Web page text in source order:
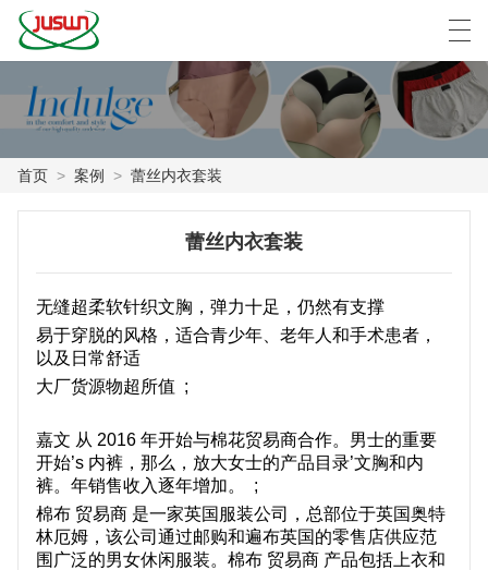
首页
新闻
案例
联系我们
关于我们
Deutsch English Español
首页 > 案例 > 蕾丝内衣套装
蕾丝内衣套装
无缝超柔软针织文胸，弹力十足，仍然有支撑
易于穿脱的风格，适合青少年、老年人和手术患者，
以及日常舒适
大厂货源物超所值 ;
嘉文 从 2016 年开始与棉花贸易商合作。男士的重要
开始’s 内裤，那么，放大女士的产品目录’文胸和内
裤。年销售收入逐年增加。 ;
棉布 贸易商 是一家英国服装公司，总部位于英国奥特
林厄姆，该公司通过邮购和遍布英国的零售店供应范
围广泛的男女休闲服装。棉布 贸易商 产品包括上衣和